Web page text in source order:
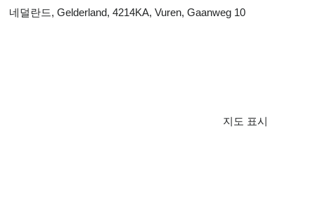
네덜란드, Gelderland, 4214KA, Vuren, Gaanweg 10
지도 표시